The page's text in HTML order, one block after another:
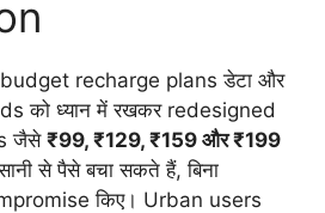
recharge plans डेटा और
को ध्यान में रखकर redesigned
जैसे ₹99, ₹129, ₹159 और ₹199
से पैसे बचा सकते हैं, बिना
किए। Urban users